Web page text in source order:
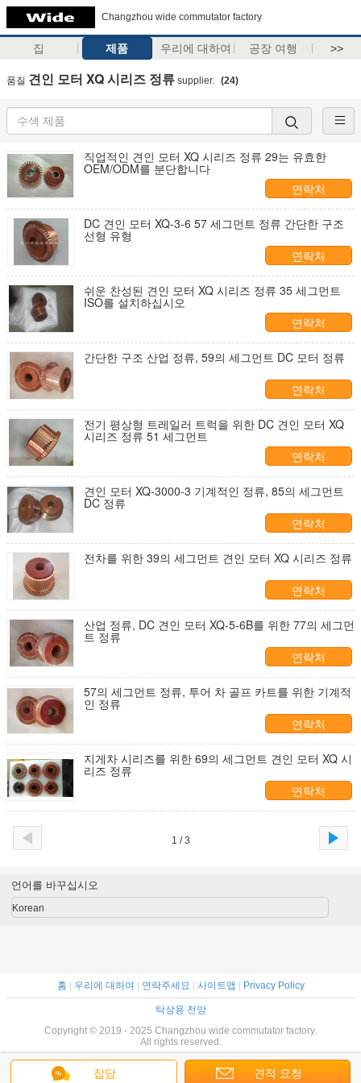
Changzhou wide commutator factory
집 제품 우리에 대하여 공장 여행 >>
품질 견인 모터 XQ 시리즈 정류 supplier. (24)
직업적인 견인 모터 XQ 시리즈 정류 29는 유효한
OEM/ODM를 분단합니다
연락처
DC 견인 모터 XQ-3-6 57 세그먼트 정류 간단한 구조
선형 유형
연락처
쉬운 찬성된 견인 모터 XQ 시리즈 정류 35 세그먼트
ISO를 설치하십시오
연락처
간단한 구조 산업 정류, 59의 세그먼트 DC 모터 정류
연락처
전기 평상형 트레일러 트럭을 위한 DC 견인 모터 XQ
시리즈 정류 51 세그먼트
연락처
견인 모터 XQ-3000-3 기계적인 정류, 85의 세그먼트
DC 정류
연락처
전차를 위한 39의 세그먼트 견인 모터 XQ 시리즈 정류
연락처
산업 정류, DC 견인 모터 XQ-5-6B를 위한 77의 세그먼
트 정류
연락처
57의 세그먼트 정류, 투어 차 골프 카트를 위한 기계적
인 정류
연락처
지게차 시리즈를 위한 69의 세그먼트 견인 모터 XQ 시
리즈 정류
연락처
1 / 3
잡담 견적 요청
언어를 바꾸십시오
Korean
홈 우리에 대하여 연락주세요 사이트맵 Privacy Policy
탁상용 전망
Copyright © 2019 - 2025 Changzhou wide commutator factory.
All rights reserved.